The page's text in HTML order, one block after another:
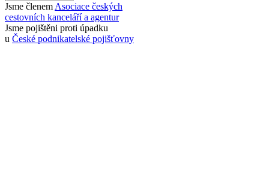
Jsme členem Asociace českých
cestovních kanceláří a agentur
Jsme pojištěni proti úpadku
u České podnikatelské pojišťovny